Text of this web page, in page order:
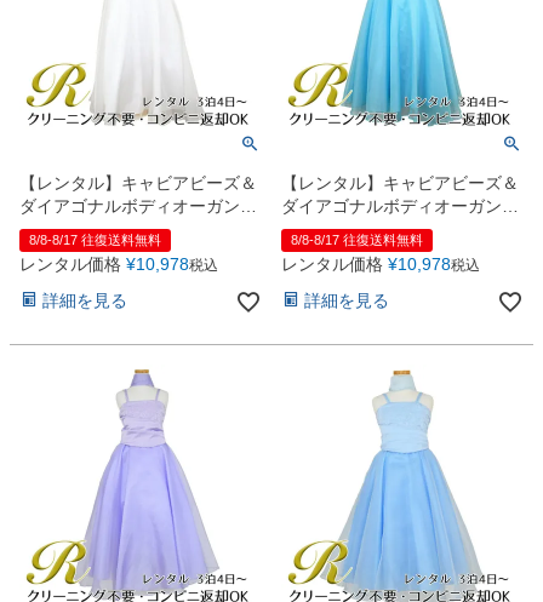
【レンタル】キャビアビーズ＆
ダイアゴナルボディオーガンジ
ースカートドレス（HC1568）
アイボリー
8/8-8/17 往復送料無料
レンタル価格 ¥10,978税込
詳細を見る
【レンタル】キャビアビーズ＆
ダイアゴナルボディオーガンジ
ースカートドレス（HC1568）
アクア
8/8-8/17 往復送料無料
レンタル価格 ¥10,978税込
詳細を見る